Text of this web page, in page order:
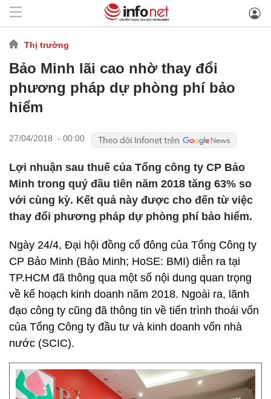
Thị trường
Bảo Minh lãi cao nhờ thay đổi
phương pháp dự phòng phí bảo
hiểm
27/04/2018 - 00:00
Lợi nhuận sau thuế của Tổng công ty CP Bảo
Minh trong quý đầu tiên năm 2018 tăng 63% so
với cùng kỳ. Kết quả này được cho đến từ việc
thay đổi phương pháp dự phòng phí bảo hiểm.
Ngày 24/4, Đại hội đồng cổ đông của Tổng Công ty
CP Bảo Minh (Bảo Minh; HoSE: BMI) diễn ra tại
TP.HCM đã thông qua một số nội dung quan trọng
về kế hoạch kinh doanh năm 2018. Ngoài ra, lãnh
đạo công ty cũng đã thông tin về tiến trình thoái vốn
của Tổng Công ty đầu tư và kinh doanh vốn nhà
nước (SCIC).